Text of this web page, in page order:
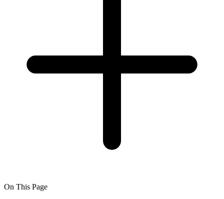
On This Page